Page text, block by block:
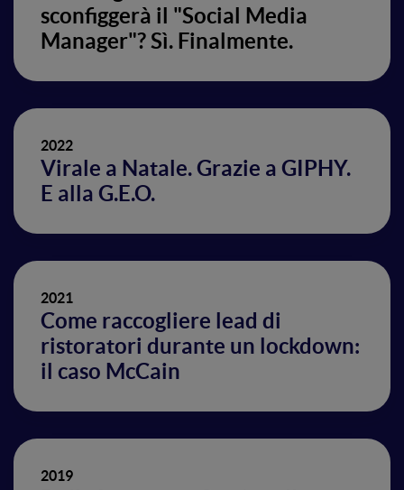
sconfiggerà il "Social Media
Manager"? Sì. Finalmente.
2022
Virale a Natale. Grazie a GIPHY.
E alla G.E.O.
2021
Come raccogliere lead di
ristoratori durante un lockdown:
il caso McCain
2019